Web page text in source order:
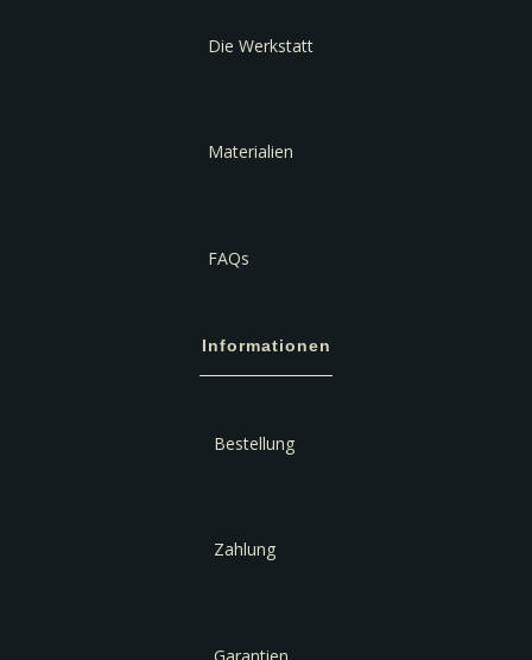
Die Werkstatt
Materialien
FAQs
Informationen
Bestellung
Zahlung